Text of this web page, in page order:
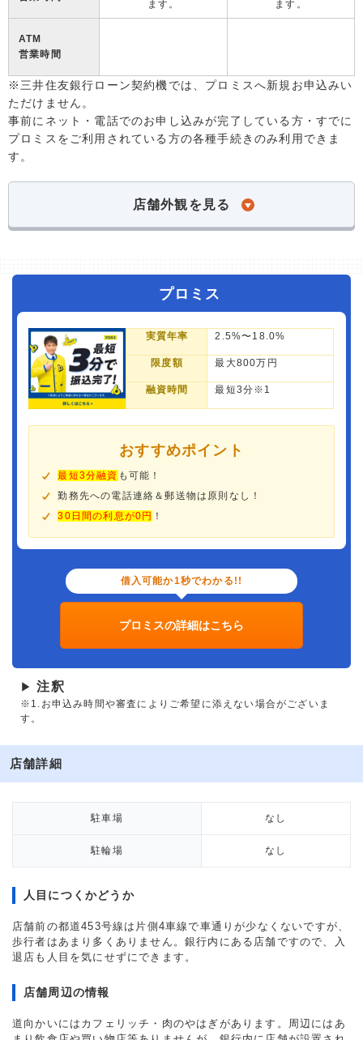
ます。
ます。
ATM
営業時間
※三井住友銀行ローン契約機では、プロミスへ新規お申込みい
ただけません。
事前にネット・電話でのお申し込みが完了している方・すでに
プロミスをご利用されている方の各種手続きのみ利用できま
す。
店舗外観を見る
プロミス
実質年率 2.5%〜18.0%
限度額 最大800万円
融資時間 最短3分※1
おすすめポイント
最短3分融資 も可能！
勤務先への電話連絡＆郵送物は原則なし！
30日間の利息が0円 ！
借入可能か1秒でわかる!!
プロミスの詳細はこちら
▶ 注釈
※1.お申込み時間や審査によりご希望に添えない場合がございま
す。
店舗詳細
駐車場 なし
駐輪場 なし
人目につくかどうか
店舗前の都道453号線は片側4車線で車通りが少なくないですが、
歩行者はあまり多くありません。銀行内にある店舗ですので、入
退店も人目を気にせずにできます。
店舗周辺の情報
道向かいにはカフェリッチ・肉のやはぎがあります。周辺にはあ